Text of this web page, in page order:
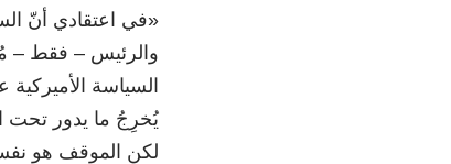
«في اعتقادي أنّ
والرئيس – فقط –
السياسة
يُخرِجُ ما يدور تحت
لكن الموقف هو